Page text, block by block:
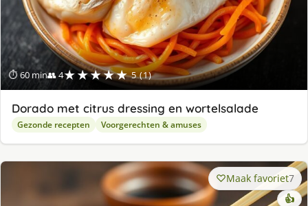
⏱ 60 min👥 4★★★★★ 5 (1)
Dorado met citrus dressing en wortelsalade
Gezonde recepten Voorgerechten & amuses
Maak favoriet7
👍